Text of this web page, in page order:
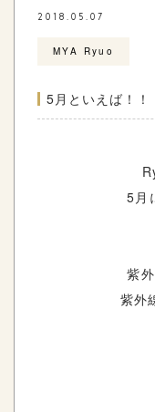
2018.05.07
MYA Ryuo
5月といえば！！
5月
紫
紫外